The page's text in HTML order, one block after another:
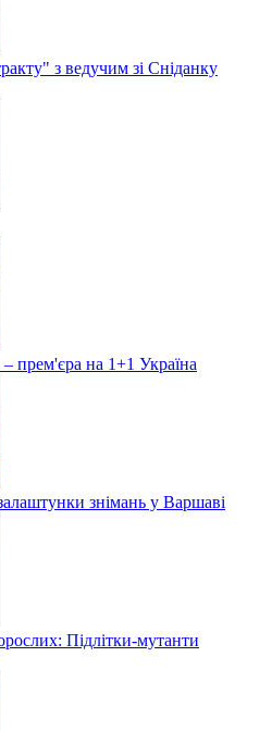
з ведучим зі Сніданку
прем'єра на 1+1 Україна
знімань у Варшаві
Підлітки-мутанти